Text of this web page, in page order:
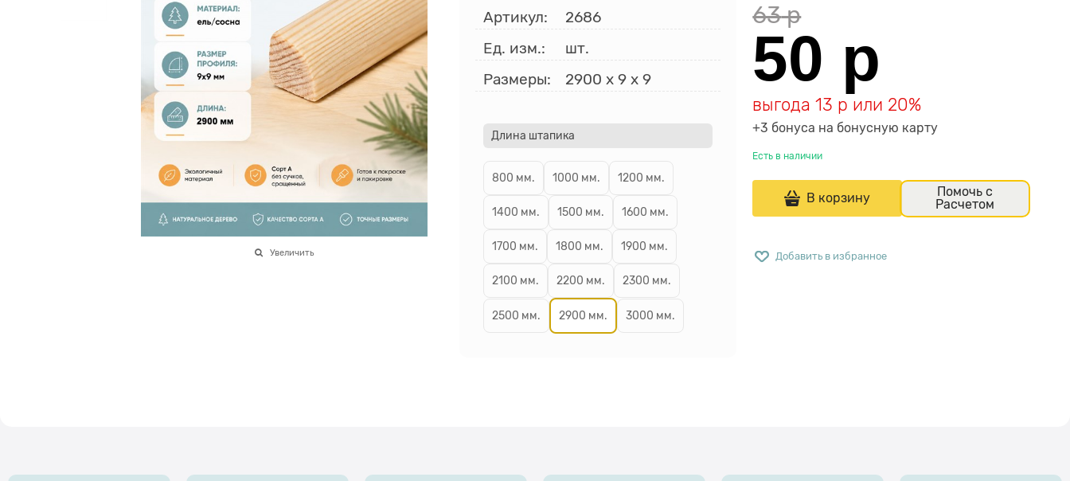
Увеличить
Артикул:
2686
Ед. изм.:
шт.
Размеры:
2900 x 9x 9
Длина штапика
800 мм. 1000 мм. 1200 мм.
1400 мм. 1500 мм. 1600 мм.
1700 мм. 1800 мм. 1900 мм.
2100 мм. 2200 мм. 2300 мм.
2500 мм. 2900 мм. 3000 мм.
63 р
50 р
выгода13 р или 20%
+3 бонуса на бонусную карту
Есть в наличии
В корзину
Помочь с
Расчетом
Добавить в избранное